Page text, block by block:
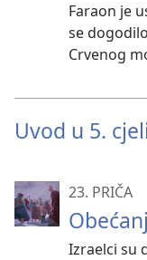
Faraon je
se
Crvenog
Uvod u 5.
23. PRIČA
Izraelci su